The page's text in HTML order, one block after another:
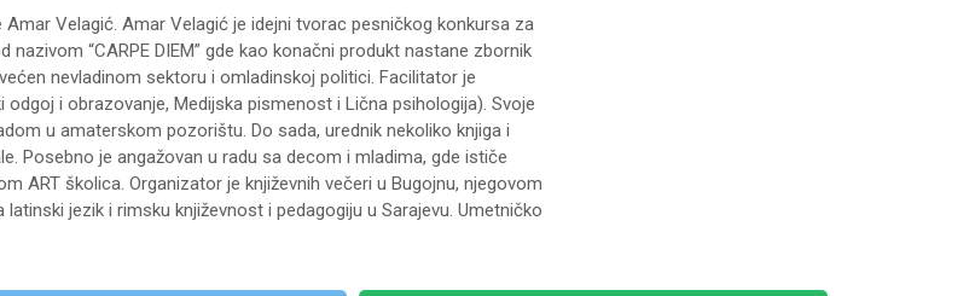
Amar Velagić. Amar Velagić je idejni tvorac pesničkog konkursa za
nazivom “CARPE DIEM” gde kao konačni produkt nastane zbornik
nevladinom sektoru i omladinskoj politici. Facilitator je
odgoj i obrazovanje, Medijska pismenost i Lična psihologija). Svoje
u amaterskom pozorištu. Do sada, urednik nekoliko knjiga i
Posebno je angažovan u radu sa decom i mladima, gde ističe
ART školica. Organizator je književnih večeri u Bugojnu, njegovom
jezik i rimsku književnost i pedagogiju u Sarajevu. Umetničko